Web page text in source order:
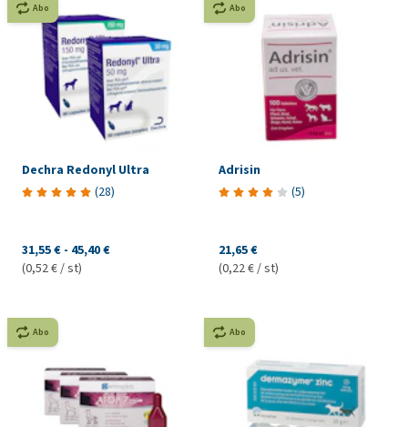
Abo
Dechra Redonyl Ultra
(28)
31,55 € - 45,40 €
(0,52 € / st)
Abo
Adrisin
(5)
21,65 €
(0,22 € / st)
Abo Abo